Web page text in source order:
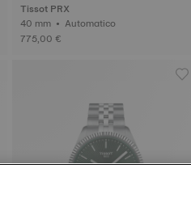
Tissot PRX
40 mm • Automatico
775,00 €